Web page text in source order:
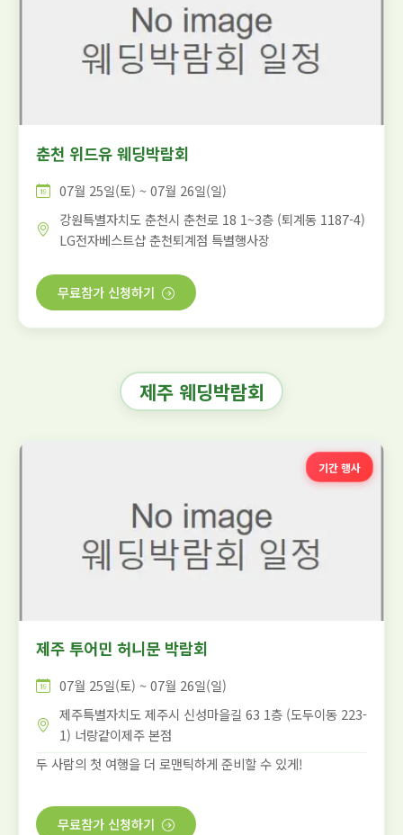
춘천 위드유 웨딩박람회
07월 25일(토) ~ 07월 26일(일)
강원특별자치도 춘천시 춘천로 18 1~3층 (퇴계동 1187-4)
LG전자베스트샵 춘천퇴계점 특별행사장
무료참가 신청하기
제주 웨딩박람회
기간 행사
제주 투어민 허니문 박람회
07월 25일(토) ~ 07월 26일(일)
제주특별자치도 제주시 신성마을길 63 1층 (도두이동 223-
1) 너랑같이제주 본점
두 사람의 첫 여행을 더 로맨틱하게 준비할 수 있게!
무료참가 신청하기